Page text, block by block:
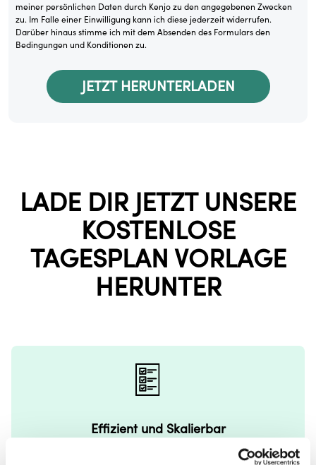
meiner persönlichen Daten durch Kenjo zu den angegebenen Zwecken
zu. Im Falle einer Einwilligung kann ich diese jederzeit widerrufen.
Darüber hinaus stimme ich mit dem Absenden des Formulars den
Bedingungen und Konditionen zu.
LADE DIR JETZT UNSERE
KOSTENLOSE
TAGESPLAN VORLAGE
HERUNTER
Effizient und Skalierbar